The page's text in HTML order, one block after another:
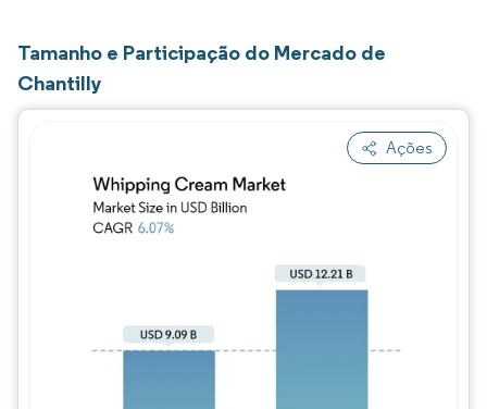
Tamanho e Participação do Mercado de
Chantilly
Ações